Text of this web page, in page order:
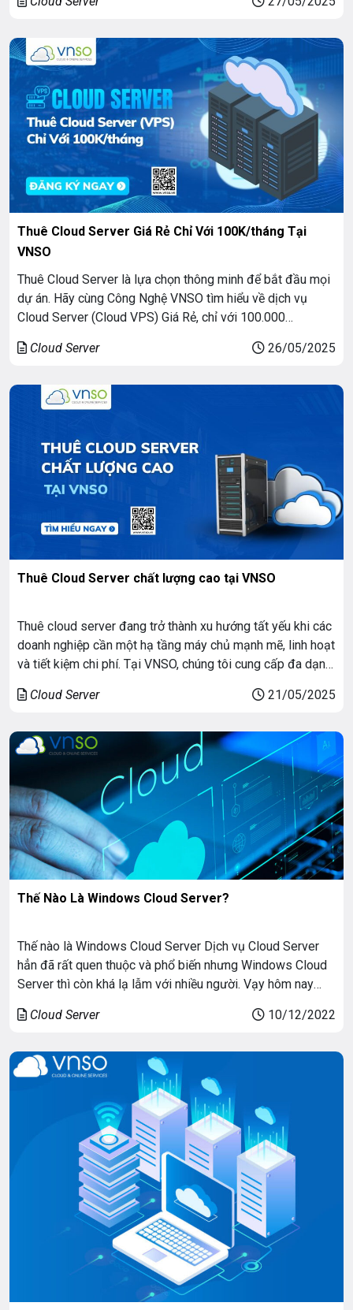
không gây xáo trộn hệ thống hiện […]
Thuê Cloud Server Giá Rẻ Chỉ Với 100K/tháng Tại
VNSO
Thuê Cloud Server là lựa chọn thông minh để bắt đầu mọi
dự án. Hãy cùng Công Nghệ VNSO tìm hiểu về dịch vụ
Cloud Server (Cloud VPS) Giá Rẻ, chỉ với 100.000
hàng đầu Việt Nam vào năm 2025: Dùng thử miễn phí 3 […]
Cloud Server 26/05/2025
Thuê Cloud Server chất lượng cao tại VNSO
Thuê cloud server đang trở thành xu hướng tất yếu khi các
doanh nghiệp cần một hạ tầng máy chủ mạnh mẽ, linh hoạt
và tiết kiệm chi phí. Tại VNSO, chúng tôi cung cấp đa dạng
Storage, Enterprise Cloud và Cloud VPS, đáp ứng mọi […]
Cloud Server 21/05/2025
Thế Nào Là Windows Cloud Server?
Thế nào là Windows Cloud Server Dịch vụ Cloud Server
hẳn đã rất quen thuộc và phổ biến nhưng Windows Cloud
Server thì còn khá lạ lẫm với nhiều người. Vạy hôm nay
nhé!Cloud Server 10/12/2022